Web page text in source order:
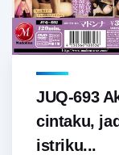
JUQ-693
cintaku,
istriku...